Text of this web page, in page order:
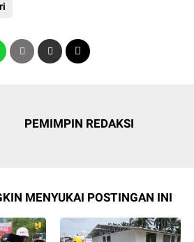
PEMIMPIN REDAKSI
MENYUKAI POSTINGAN INI